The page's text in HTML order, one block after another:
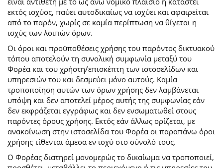
εκτός ισχύος, παύει αυτοδικαίως να ισχύει και αφαιρείται
από το παρόν, χωρίς σε καμία περίπτωση να θίγεται η
ισχύς των λοιπών όρων.
Οι όροι και προϋποθέσεις χρήσης του παρόντος δικτυακού
τόπου αποτελούν τη συνολική συμφωνία μεταξύ του
Φορέα και του χρήστη/επισκέπτη των ιστοσελίδων και
υπηρεσιών του και δεσμεύει μόνο αυτούς. Καμία
τροποποίηση αυτών των όρων χρήσης δεν λαμβάνεται
υπόψη και δεν αποτελεί μέρος αυτής της συμφωνίας εάν
δεν εκφράζεται εγγράφως και δεν ενσωματωθεί στους
παρόντες όρους χρήσης. Εκτός εάν άλλως ορίζεται, με
ανακοίνωση στην ιστοσελίδα του Φορέα οι παραπάνω όροι
χρήσης τίθενται άμεσα εν ισχύ στο σύνολό τους.
Ο Φορέας διατηρεί μονομερώς το δικαίωμα να τροποποιεί,